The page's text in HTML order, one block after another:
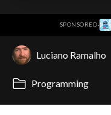
SPONSORED·
Luciano Ramalho
Programming